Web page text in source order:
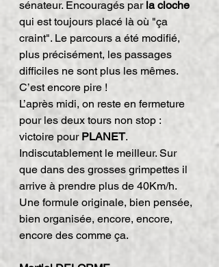
sénateur. Encouragés par la cloche
qui est toujours placé là où "ça
craint". Le parcours a été modifié,
plus précisément, les passages
difficiles ne sont plus les mêmes.
C’est encore pire !
L’après midi, on reste en fermeture
pour les deux tours non stop :
victoire pour PLANET.
Indiscutablement le meilleur. Sur
que dans des grosses grimpettes il
arrive à prendre plus de 40Km/h.
Une formule originale, bien pensée,
bien organisée, encore, encore,
encore des comme ça.